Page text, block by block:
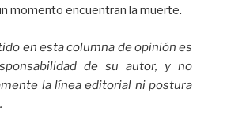
momento encuentran la muerte.
en esta columna de opinión es
de su autor, y no
la línea editorial ni postura
.